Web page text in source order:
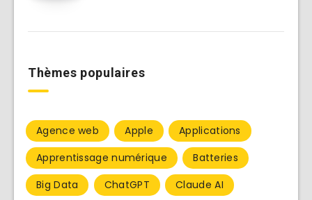
Thèmes populaires
Agence web Apple
Applications
Apprentissage numérique
Batteries
Big Data
ChatGPT
Claude AI